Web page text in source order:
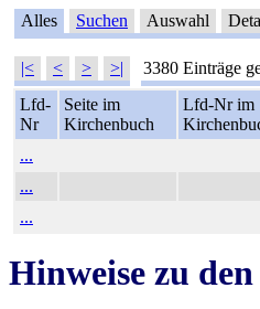
Alles Suchen Auswahl
|< < > >| 3380 Einträge
Lfd-
Nr
Seite im
Kirchenbuch
Lfd-Nr im
...
...
...
Hinweise zu